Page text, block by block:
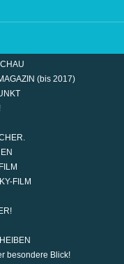
COUNTER
(bis 2017)
FILM
besondere Blick!